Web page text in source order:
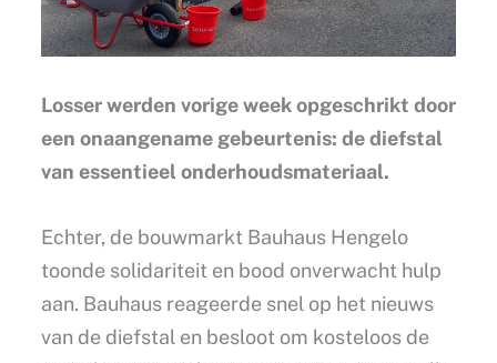
Losser werden vorige week opgeschrikt door
een onaangename gebeurtenis: de diefstal
van essentieel onderhoudsmateriaal.
Echter, de bouwmarkt Bauhaus Hengelo
toonde solidariteit en bood onverwacht hulp
aan. Bauhaus reageerde snel op het nieuws
van de diefstal en besloot om kosteloos de